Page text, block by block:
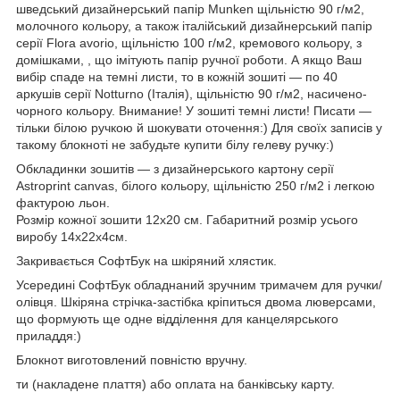
шведський дизайнерський папір Munken щільністю 90 г/м2,
молочного кольору, а також італійський дизайнерський папір
серії Flora avorio, щільністю 100 г/м2, кремового кольору, з
домішками, , що імітують папір ручної роботи. А якщо Ваш
вибір спаде на темні листи, то в кожній зошиті — по 40
аркушів серії Notturno (Італія), щільністю 90 г/м2, насичено-
чорного кольору. Внимание! У зошиті темні листи! Писати —
тільки білою ручкою й шокувати оточення:) Для своїх записів у
такому блокноті не забудьте купити білу гелеву ручку:)
Обкладинки зошитів — з дизайнерського картону серії
Astroprint canvas, білого кольору, щільністю 250 г/м2 і легкою
фактурою льон.
Розмір кожної зошити 12х20 см. Габаритний розмір усього
виробу 14х22х4см.
Закривається СофтБук на шкіряний хлястик.
Усередині СофтБук обладнаний зручним тримачем для ручки/
олівця. Шкіряна стрічка-застібка кріпиться двома люверсами,
що формують ще одне відділення для канцелярського
приладдя:)
Блокнот виготовлений повністю вручну.
ти (накладене плаття) або оплата на банківську карту.